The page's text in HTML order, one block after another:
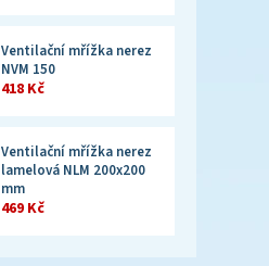
Ventilační mřížka nerez
NVM 150
418 Kč
Ventilační mřížka nerez
lamelová NLM 200x200
mm
469 Kč